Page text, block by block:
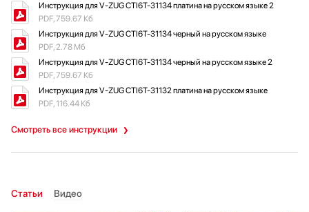
Смотреть все инструкции
Инструкция для V-ZUG CTI6T-31134 платина на русском языке 2
PDF, 759.67 Кб
Инструкция для V-ZUG CTI6T-31134 черный на русском языке
PDF, 2.78 Мб
Инструкция для V-ZUG CTI6T-31134 черный на русском языке 2
PDF, 759.67 Кб
Инструкция для V-ZUG CTI6T-31132 платина на русском языке
PDF, 116.44 Кб
Статьи Видео